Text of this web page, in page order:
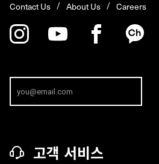
Contact Us About Us Careers
고객 서비스